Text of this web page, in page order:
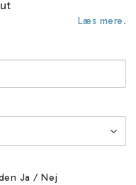
Læs mere.
Ja / Nej